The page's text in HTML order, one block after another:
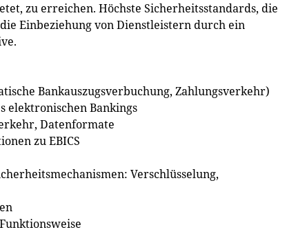
zu erreichen. Höchste Sicherheitsstandards, die
Einbeziehung von Dienstleistern durch ein
Bankauszugsverbuchung, Zahlungsverkehr)
elektronischen Bankings
Datenformate
zu EBICS
Verschlüsselung,